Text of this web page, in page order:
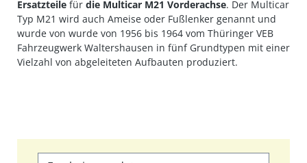
Ersatzteile für die Multicar M21 Vorderachse. Der Multicar
Typ M21 wird auch Ameise oder Fußlenker genannt und
wurde von wurde von 1956 bis 1964 vom Thüringer VEB
Fahrzeugwerk Waltershausen in fünf Grundtypen mit einer
Vielzahl von abgeleiteten Aufbauten produziert.